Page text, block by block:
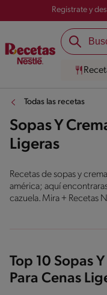
Registrate y
Todas las recetas
Sopas Y
Ligeras
Recetas de sopas y
américa; aquí
cazuela. Mira + Recetas
Top 10 Sopas
Para Cenas